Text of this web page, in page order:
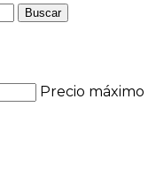
Buscar
Precio máximo